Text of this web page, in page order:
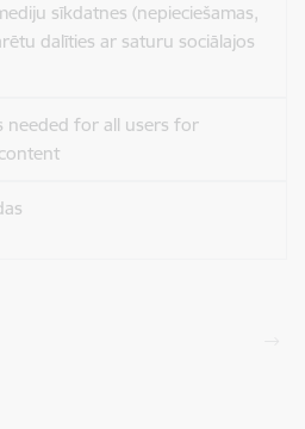
sīkdatnes (nepieciešamas,
dalīties ar saturu sociālajos
needed for all users for